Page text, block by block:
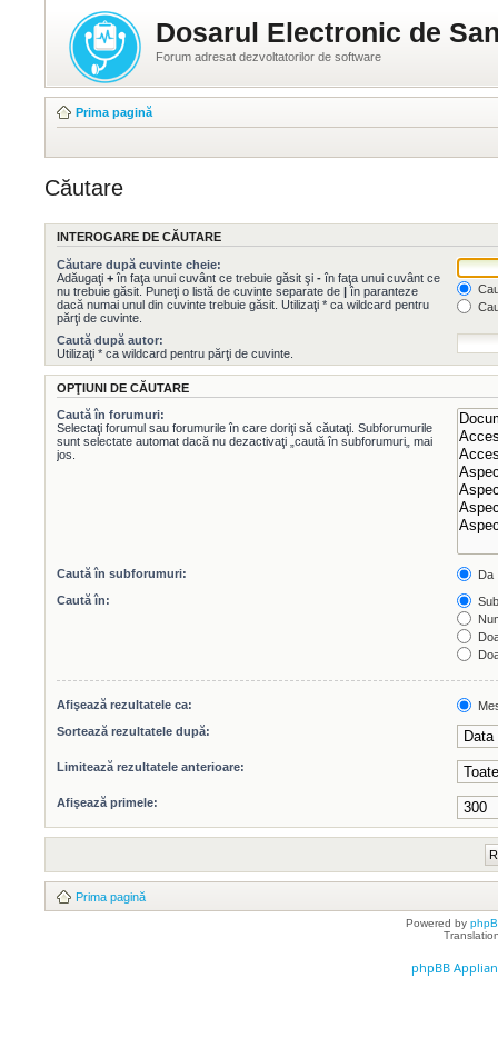
Dosarul Electronic de
Forum adresat dezvoltatorilor de software
Prima pagină
Căutare
INTEROGARE DE CĂUTARE
Căutare după cuvinte cheie:
Adăugaţi + în faţa unui cuvânt ce trebuie găsit şi - în faţa unui cuvânt ce
nu trebuie găsit. Puneţi o listă de cuvinte separate de | în paranteze
dacă numai unul din cuvinte trebuie găsit. Utilizaţi * ca wildcard pentru
părţi de cuvinte.
Caută după autor:
Utilizaţi * ca wildcard pentru părţi de cuvinte.
OPŢIUNI DE CĂUTARE
Caută în forumuri:
Selectaţi forumul sau forumurile în care doriţi să căutaţi. Subforumurile
sunt selectate automat dacă nu dezactivaţi „caută în subforumuri„ mai
jos.
Caută în subforumuri:
Da
Caută în:
Afişează rezultatele ca:
Sortează rezultatele după:
Limitează rezultatele anterioare:
Afişează primele:
Prima pagină
Powered by
phpBB